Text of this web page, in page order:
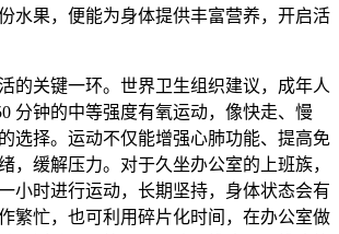
水果，便能为身体提供丰富营养，开启活
的关键一环。世界卫生组织建议，成年人
分钟的中等强度有氧运动，像快走、慢
选择。运动不仅能增强心肺功能、提高免
，缓解压力。对于久坐办公室的上班族，
小时进行运动，长期坚持，身体状态会有
繁忙，也可利用碎片化时间，在办公室做